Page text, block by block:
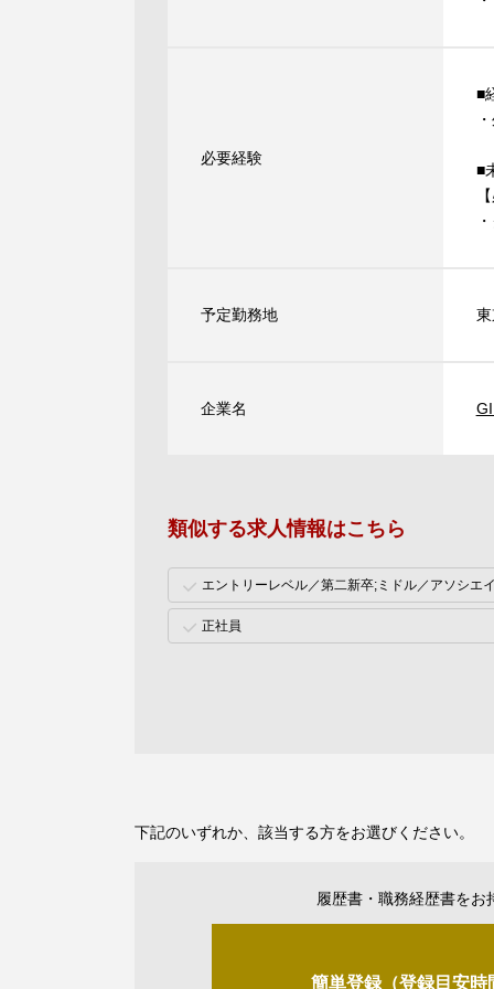
必要経験
■
■
予定勤務地
企業名
類似する求人情報はこちら
エントリーレベル／第二新卒;ミドル／アソシエ
正社員
下記のいずれか、該当する方をお選びください。
履歴書・職務経歴書をお
簡単登録（登録目安時